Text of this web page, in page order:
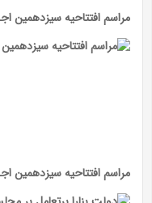
مراسم افتتاحیه
مراسم افتتاحیه